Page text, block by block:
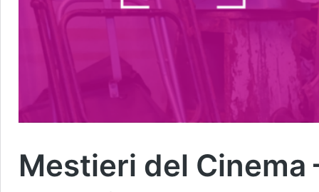
Mestieri del Cinema